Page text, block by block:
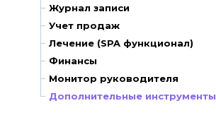
Журнал записи
Учет продаж
Лечение (SPA функционал)
Финансы
Монитор руководителя
Дополнительные инструменты